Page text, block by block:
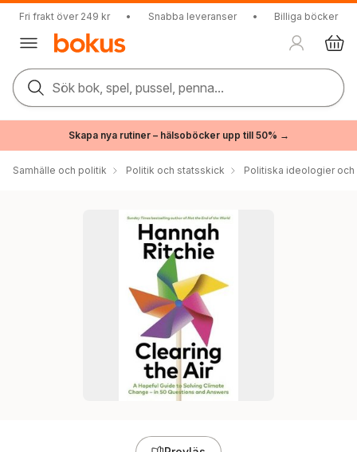
Fri frakt över 249 kr • Snabba leveranser • Billiga böcker
Sök bok, spel, pussel, penna...
Skapa nya rutiner – hälsoböcker upp till 50% →
Samhälle och politik Politik och statsskick Politiska ideologier och